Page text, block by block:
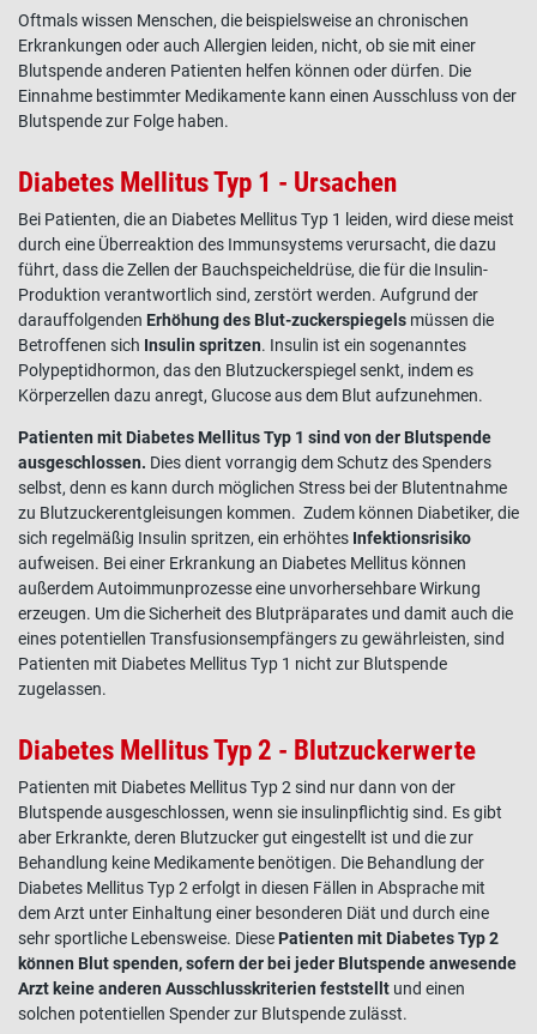
Oftmals wissen Menschen, die beispielsweise an chronischen
Erkrankungen oder auch Allergien leiden, nicht, ob sie mit einer
Blutspende anderen Patienten helfen können oder dürfen. Die
Einnahme bestimmter Medikamente kann einen Ausschluss von der
Blutspende zur Folge haben.
Diabetes Mellitus Typ 1 - Ursachen
Bei Patienten, die an Diabetes Mellitus Typ 1 leiden, wird diese meist
durch eine Überreaktion des Immunsystems verursacht, die dazu
führt, dass die Zellen der Bauchspeicheldrüse, die für die Insulin-
Produktion verantwortlich sind, zerstört werden. Aufgrund der
darauffolgenden Erhöhung des Blut-zuckerspiegels müssen die
Betroffenen sich Insulin spritzen. Insulin ist ein sogenanntes
Polypeptidhormon, das den Blutzuckerspiegel senkt, indem es
Körperzellen dazu anregt, Glucose aus dem Blut aufzunehmen.
Patienten mit Diabetes Mellitus Typ 1 sind von der Blutspende
ausgeschlossen. Dies dient vorrangig dem Schutz des Spenders
selbst, denn es kann durch möglichen Stress bei der Blutentnahme
zu Blutzuckerentgleisungen kommen. Zudem können Diabetiker, die
sich regelmäßig Insulin spritzen, ein erhöhtes Infektionsrisiko
aufweisen. Bei einer Erkrankung an Diabetes Mellitus können
außerdem Autoimmunprozesse eine unvorhersehbare Wirkung
erzeugen. Um die Sicherheit des Blutpräparates und damit auch die
eines potentiellen Transfusionsempfängers zu gewährleisten, sind
Patienten mit Diabetes Mellitus Typ 1 nicht zur Blutspende
zugelassen.
Diabetes Mellitus Typ 2 - Blutzuckerwerte
Patienten mit Diabetes Mellitus Typ 2 sind nur dann von der
Blutspende ausgeschlossen, wenn sie insulinpflichtig sind. Es gibt
aber Erkrankte, deren Blutzucker gut eingestellt ist und die zur
Behandlung keine Medikamente benötigen. Die Behandlung der
Diabetes Mellitus Typ 2 erfolgt in diesen Fällen in Absprache mit
dem Arzt unter Einhaltung einer besonderen Diät und durch eine
sehr sportliche Lebensweise. Diese Patienten mit Diabetes Typ 2
können Blut spenden, sofern der bei jeder Blutspende anwesende
Arzt keine anderen Ausschlusskriterien feststellt und einen
solchen potentiellen Spender zur Blutspende zulässt.